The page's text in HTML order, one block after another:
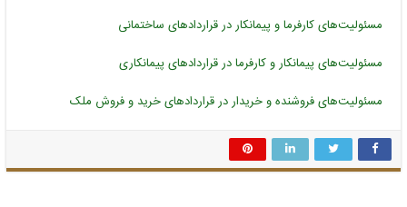
مسئولیت‌های کارفرما و پیمانکار در قراردادهای ساختمانی
مسئولیت‌های پیمانکار و کارفرما در قراردادهای پیمانکاری
مسئولیت‌های فروشنده و خریدار در قراردادهای خرید و فروش ملک